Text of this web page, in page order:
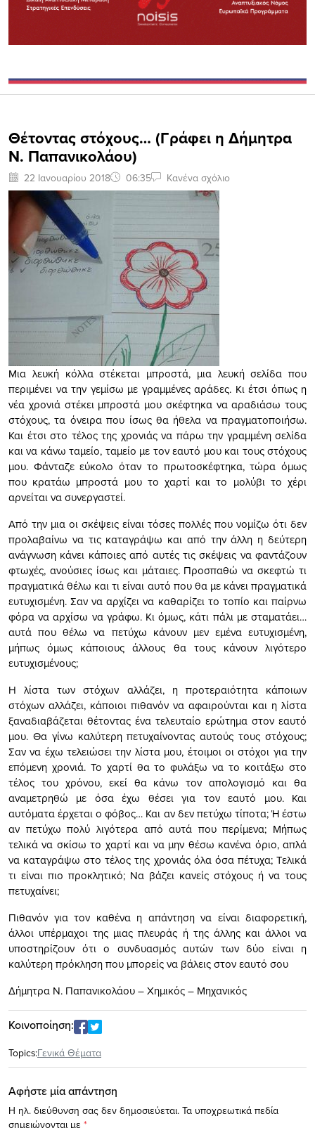
Θέτοντας στόχους… (Γράφει η Δήμητρα
Ν. Παπανικολάου)
22 Ιανουαρίου 2018 06:35 Κανένα σχόλιο
Μια λευκή κόλλα στέκεται μπροστά, μια λευκή σελίδα που
περιμένει να την γεμίσω με γραμμένες αράδες. Κι έτσι όπως η
νέα χρονιά στέκει μπροστά μου σκέφτηκα να αραδιάσω τους
στόχους, τα όνειρα που ίσως θα ήθελα να πραγματοποιήσω.
Και έτσι στο τέλος της χρονιάς να πάρω την γραμμένη σελίδα
και να κάνω ταμείο, ταμείο με τον εαυτό μου και τους στόχους
μου. Φάνταζε εύκολο όταν το πρωτοσκέφτηκα, τώρα όμως
που κρατάω μπροστά μου το χαρτί και το μολύβι το χέρι
αρνείται να συνεργαστεί.
Από την μια οι σκέψεις είναι τόσες πολλές που νομίζω ότι δεν
προλαβαίνω να τις καταγράψω και από την άλλη η δεύτερη
ανάγνωση κάνει κάποιες από αυτές τις σκέψεις να φαντάζουν
φτωχές, ανούσιες ίσως και μάταιες. Προσπαθώ να σκεφτώ τι
πραγματικά θέλω και τι είναι αυτό που θα με κάνει πραγματικά
ευτυχισμένη. Σαν να αρχίζει να καθαρίζει το τοπίο και παίρνω
φόρα να αρχίσω να γράφω. Κι όμως, κάτι πάλι με σταματάει…
αυτά που θέλω να πετύχω κάνουν μεν εμένα ευτυχισμένη,
μήπως όμως κάποιους άλλους θα τους κάνουν λιγότερο
ευτυχισμένους;
Η λίστα των στόχων αλλάζει, η προτεραιότητα κάποιων
στόχων αλλάζει, κάποιοι πιθανόν να αφαιρούνται και η λίστα
ξαναδιαβάζεται θέτοντας ένα τελευταίο ερώτημα στον εαυτό
μου. Θα γίνω καλύτερη πετυχαίνοντας αυτούς τους στόχους;
Σαν να έχω τελειώσει την λίστα μου, έτοιμοι οι στόχοι για την
επόμενη χρονιά. Το χαρτί θα το φυλάξω να το κοιτάξω στο
τέλος του χρόνου, εκεί θα κάνω τον απολογισμό και θα
αναμετρηθώ με όσα έχω θέσει για τον εαυτό μου. Και
αυτόματα έρχεται ο φόβος… Και αν δεν πετύχω τίποτα; Ή έστω
αν πετύχω πολύ λιγότερα από αυτά που περίμενα; Μήπως
τελικά να σκίσω το χαρτί και να μην θέσω κανένα όριο, απλά
να καταγράψω στο τέλος της χρονιάς όλα όσα πέτυχα; Τελικά
τι είναι πιο προκλητικό; Να βάζει κανείς στόχους ή να τους
πετυχαίνει;
Πιθανόν για τον καθένα η απάντηση να είναι διαφορετική,
άλλοι υπέρμαχοι της μιας πλευράς ή της άλλης και άλλοι να
υποστηρίζουν ότι ο συνδυασμός αυτών των δύο είναι η
καλύτερη πρόκληση που μπορείς να βάλεις στον εαυτό σου
Δήμητρα Ν. Παπανικολάου – Χημικός – Μηχανικός
Κοινοποίηση:
Topics:Γενικά Θέματα
Αφήστε μία απάντηση
Η ηλ. διεύθυνση σας δεν δημοσιεύεται. Τα υποχρεωτικά πεδία
σημειώνονται με *